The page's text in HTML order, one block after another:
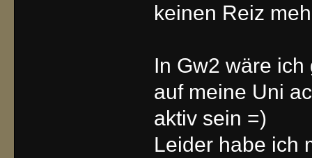
keinen Reiz
In Gw2 wäre
auf meine Uni
aktiv sein =)
Leider habe ich